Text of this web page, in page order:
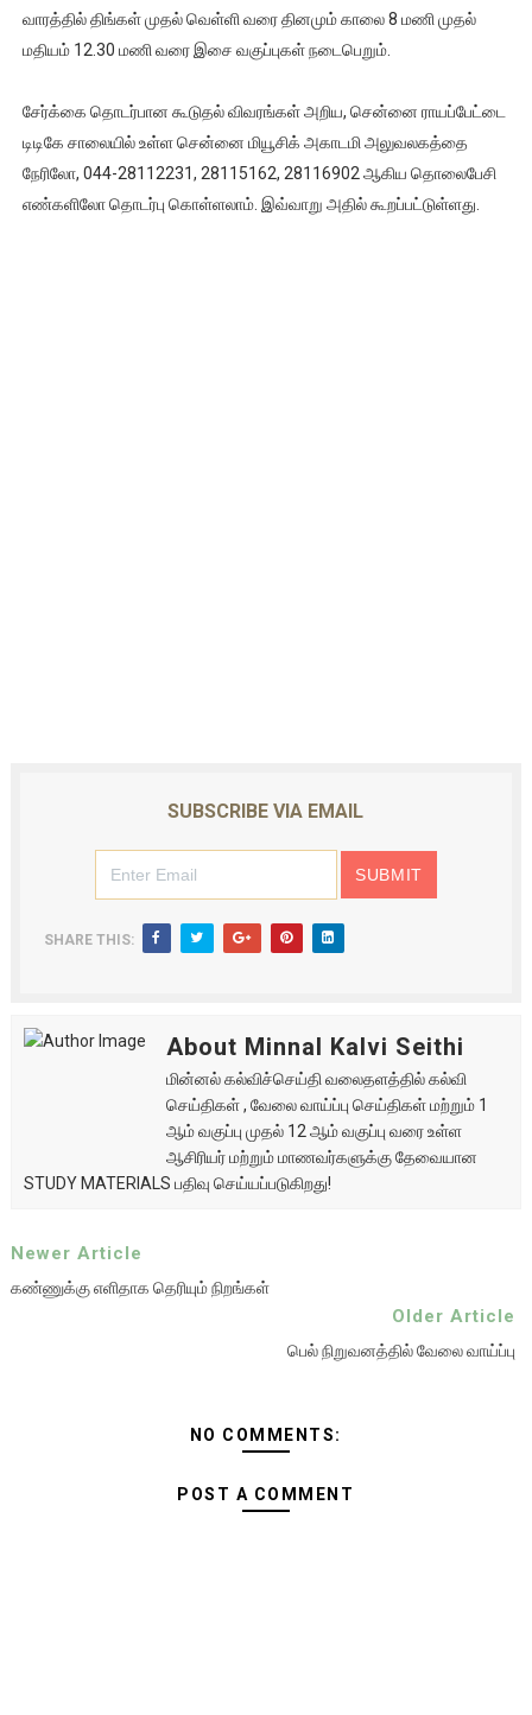
வாரத்தில் திங்கள் முதல் வெள்ளி வரை தினமும் காலை 8 மணி முதல்
மதியம் 12.30 மணி வரை இசை வகுப்புகள் நடைபெறும்.
சேர்க்கை தொடர்பான கூடுதல் விவரங்கள் அறிய, சென்னை ராயப்பேட்டை
டிடிகே சாலையில் உள்ள சென்னை மியூசிக் அகாடமி அலுவலகத்தை
நேரிலோ, 044-28112231, 28115162, 28116902 ஆகிய தொலைபேசி
எண்களிலோ தொடர்பு கொள்ளலாம். இவ்வாறு அதில் கூறப்பட்டுள்ளது.
SUBSCRIBE VIA EMAIL
SHARE THIS:
About Minnal Kalvi Seithi
மின்னல் கல்விச்செய்தி வலைதளத்தில் கல்வி
செய்திகள் , வேலை வாய்ப்பு செய்திகள் மற்றும் 1
ஆம் வகுப்பு முதல் 12 ஆம் வகுப்பு வரை உள்ள
ஆசிரியர் மற்றும் மாணவர்களுக்கு தேவையான
STUDY MATERIALS பதிவு செய்யப்படுகிறது!
Newer Article
கண்ணுக்கு எளிதாக தெரியும் நிறங்கள்
Older Article
பெல் நிறுவனத்தில் வேலை வாய்ப்பு
NO COMMENTS:
POST A COMMENT